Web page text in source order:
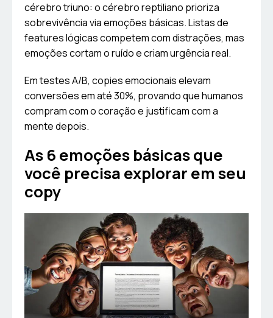
cérebro triuno: o cérebro reptiliano prioriza
sobrevivência via emoções básicas. Listas de
features lógicas competem com distrações, mas
emoções cortam o ruído e criam urgência real.
Em testes A/B, copies emocionais elevam
conversões em até 30%, provando que humanos
compram com o coração e justificam com a
mente depois.
As 6 emoções básicas que
você precisa explorar em seu
copy